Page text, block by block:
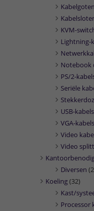
Kabelgoten
KVM-
Lightning-
Notebook
PS/2-
Seriële
USB-kabels
VGA-kabels
Video
Video
Diversen
Koeling(32)
Kast/
Processor